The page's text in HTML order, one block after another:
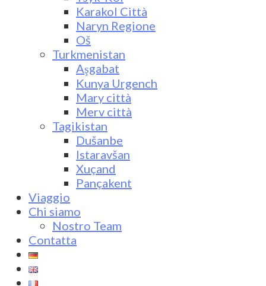
Karakol Città
Naryn Regione
Oš
Turkmenistan
Aşgabat
Kunya Urgench
Mary città
Merv città
Tagikistan
Dušanbe
Istaravšan
Xuçand
Pançakent
Viaggio
Chi siamo
Nostro Team
Contatta